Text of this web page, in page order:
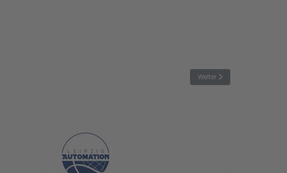
Nächster Beitrag: Endspurt
Weiter